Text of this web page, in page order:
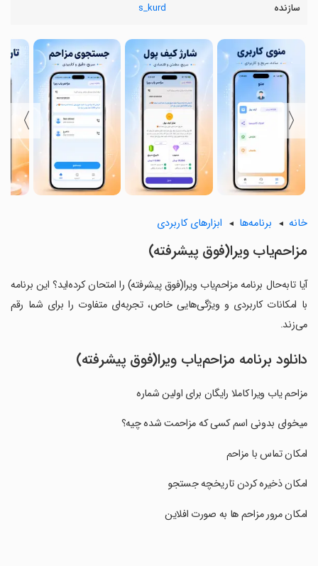
سازنده s_kurd
〈
〉
خانه برنامه‌ها ابزارهای کاربردی
مزاحم‌یاب ویرا(فوق پیشرفته)
آیا تابه‌حال برنامه مزاحم‌یاب ویرا(فوق پیشرفته) را امتحان کرده‌اید؟ این برنامه
با امکانات کاربردی و ویژگی‌هایی خاص، تجربه‌ای متفاوت را برای شما رقم
می‌زند.
دانلود برنامه مزاحم‌یاب ویرا(فوق پیشرفته)
مزاحم یاب ویرا کاملا رایگان برای اولین شماره
‏میخوای بدونی اسم کسی که مزاحمت شده چیه؟
‏امکان تماس با مزاحم
‏امکان ذخیره کردن تاریخچه جستجو
‏امکان مرور مزاحم ها به صورت افلاین